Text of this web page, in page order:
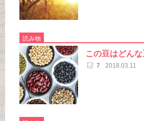
読み物
この豆はどんな
7 2018.03.11